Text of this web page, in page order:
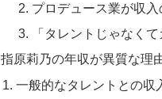
プロデュース業が収
「タレントじゃなく
指原莉乃の年収が異質な理
一般的なタレントとの収